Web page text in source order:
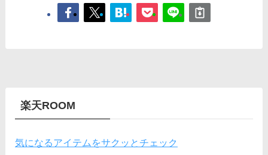
楽天ROOM
気になるアイテムをサクッとチェック